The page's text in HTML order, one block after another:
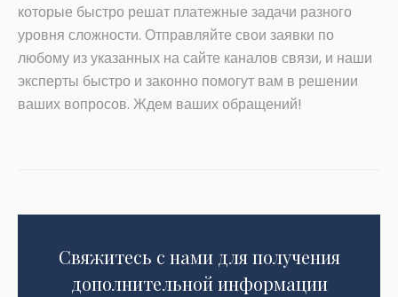
которые быстро решат платежные задачи разного
уровня сложности. Отправляйте свои заявки по
любому из указанных на сайте каналов связи, и наши
эксперты быстро и законно помогут вам в решении
ваших вопросов. Ждем ваших обращений!
Свяжитесь с нами для получения
дополнительной информации